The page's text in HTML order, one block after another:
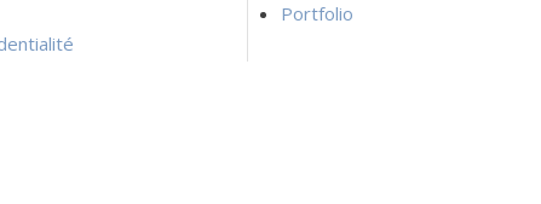
Portfolio